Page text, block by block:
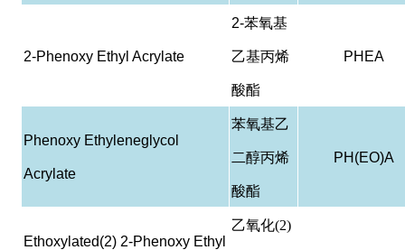
2-Phenoxy Ethyl Acrylate
2-苯氧基
乙基丙烯
酸酯
PHEA
Phenoxy Ethyleneglycol
Acrylate
苯氧基乙
二醇丙烯
酸酯
PH(EO)A
Ethoxylated(2) 2-Phenoxy Ethyl
乙氧化(2)